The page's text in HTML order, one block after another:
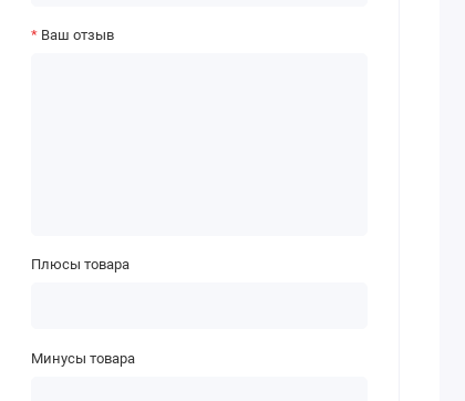
Ваш отзыв
Плюсы товара
Минусы товара